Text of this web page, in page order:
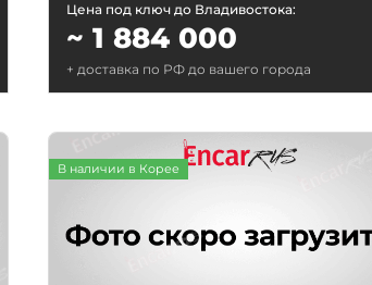
Цена под ключ до Владивостока:
~ 1 884 000
+ доставка по РФ до вашего города
В наличии в Корее
или найдитесвой город
Санкт-Петербург
Челябинск